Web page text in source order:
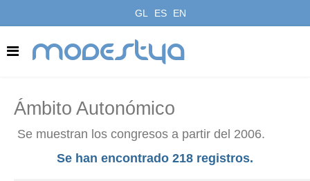
GL ES EN
modestya
Ámbito Autonómico
Se muestran los congresos a partir del 2006.
Se han encontrado 218 registros.